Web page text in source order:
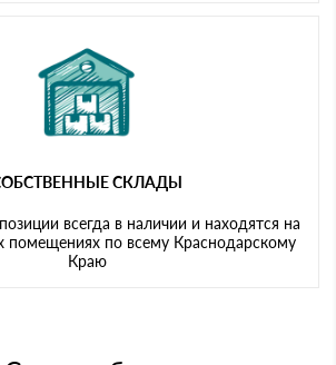
СКЛАДЫ
всегда в наличии и находятся на
помещениях по всему Краснодарскому
Краю